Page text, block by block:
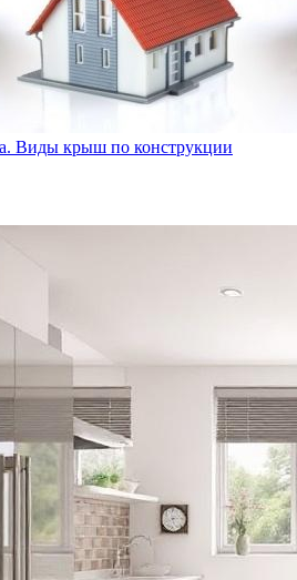
Виды крыш по конструкции